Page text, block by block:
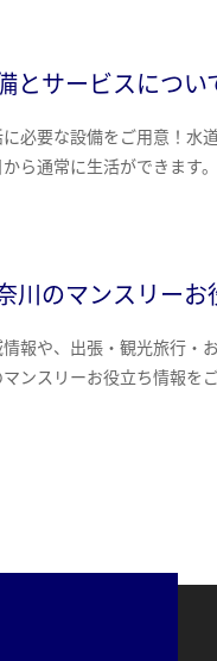
とサービスについ
に必要な設備をご用意！水
ら通常に生活ができます。
川のマンスリーお
報や、出張・観光旅行・
ンスリーお役立ち情報を